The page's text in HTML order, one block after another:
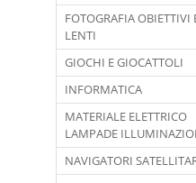
FOTOGRAFIA OBIETTIVI
LENTI
GIOCHI E GIOCATTOLI
INFORMATICA
MATERIALE ELETTRICO
LAMPADE
NAVIGATORI